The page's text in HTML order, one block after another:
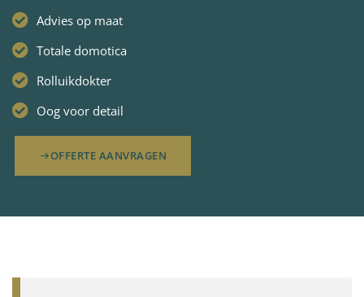
Advies op maat
Totale domotica
Rolluikdokter
Oog voor detail
OFFERTE AANVRAGEN